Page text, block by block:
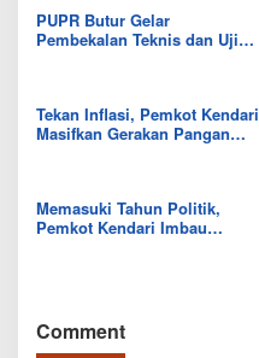
PUPR Butur Gelar
Pembekalan Teknis dan Uji
Tekan Inflasi, Pemkot Kendari
Masifkan Gerakan Pangan
Memasuki Tahun Politik,
Pemkot Kendari Imbau
Comment